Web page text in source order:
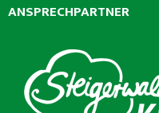
ANSPRECHPARTNER